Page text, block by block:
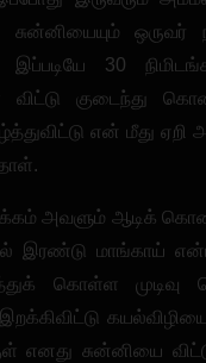
சுன்னியையும் ஒருவர்
இப்படியே 30
விட்டு குடைந்து
என் மீது
அவளும் ஆடிக்
இரண்டு மாங்காய்
கொள்ள முடிவு
எனது சுன்னியை